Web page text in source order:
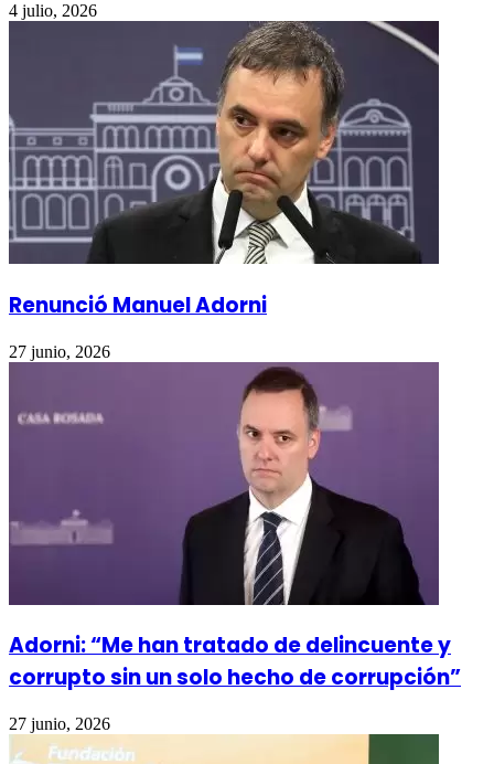
4 julio, 2026
Renunció Manuel Adorni
27 junio, 2026
Adorni: “Me han tratado de delincuente y
corrupto sin un solo hecho de corrupción”
27 junio, 2026